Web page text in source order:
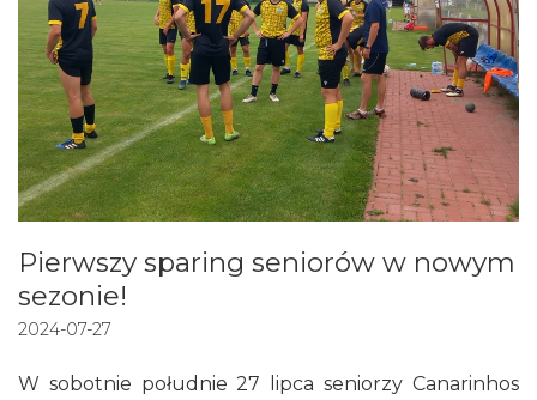
Pierwszy sparing seniorów w nowym
sezonie!
2024-07-27
W sobotnie południe 27 lipca seniorzy Canarinhos